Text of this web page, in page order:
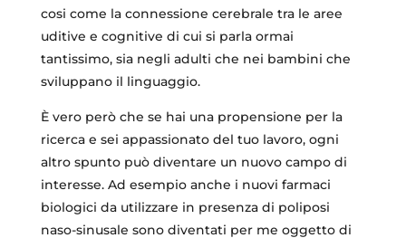
cosi come la connessione cerebrale tra le aree
uditive e cognitive di cui si parla ormai
tantissimo, sia negli adulti che nei bambini che
sviluppano il linguaggio.
È vero però che se hai una propensione per la
ricerca e sei appassionato del tuo lavoro, ogni
altro spunto può diventare un nuovo campo di
interesse. Ad esempio anche i nuovi farmaci
biologici da utilizzare in presenza di poliposi
naso-sinusale sono diventati per me oggetto di